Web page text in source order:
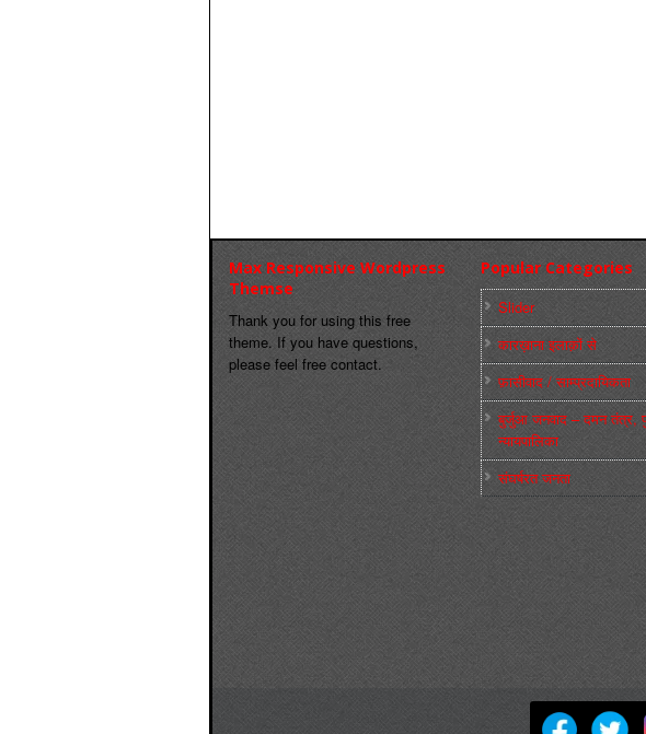
Max Responsive Wordpress
Themse
Thank you for using this free
theme. If you have questions,
please feel free contact.
Popular Categories
Slider
कारख़ाना इलाक़ों से
फ़ासीवाद / साम्‍प्रदायिकता
बुर्जुआ जनवाद – दमन तंत्र,
न्‍यायपालिका
संघर्षरत जनता